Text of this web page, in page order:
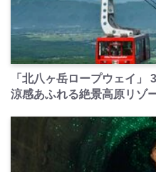
「北八ヶ岳ロープウェイ」
涼感あふれる絶景高原リゾ